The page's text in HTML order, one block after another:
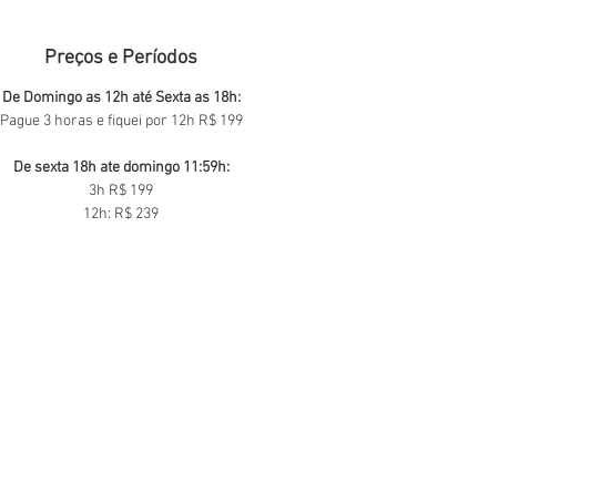
Preços e Períodos
De Domingo as 12h até Sexta as 18h:
Pague 3 horas e fiquei por 12h R$ 199
De sexta 18h ate domingo 11:59h:
3h R$ 199
12h: R$ 239